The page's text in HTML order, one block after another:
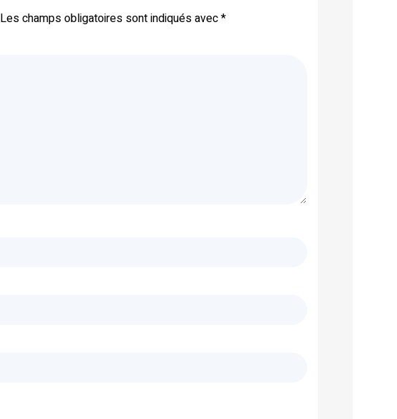
Les champs obligatoires sont indiqués avec*